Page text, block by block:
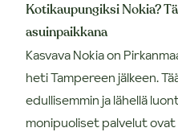
Kotikaupungiksi Nokia?
asuinpaikkana
Kasvava Nokia on
heti Tampereen jälkeen.
edullisemmin ja lähellä
monipuoliset palvelut ovat